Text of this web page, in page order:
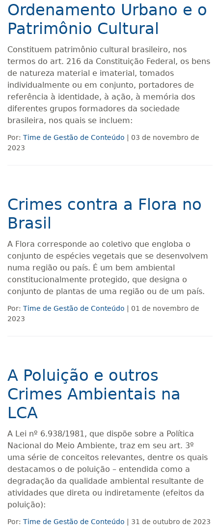
Ordenamento Urbano e o
Patrimônio Cultural
Constituem patrimônio cultural brasileiro, nos
termos do art. 216 da Constituição Federal, os bens
de natureza material e imaterial, tomados
individualmente ou em conjunto, portadores de
referência à identidade, à ação, à memória dos
diferentes grupos formadores da sociedade
brasileira, nos quais se incluem:
Por: Time de Gestão de Conteúdo | 03 de novembro de
2023
Crimes contra a Flora no
Brasil
A Flora corresponde ao coletivo que engloba o
conjunto de espécies vegetais que se desenvolvem
numa região ou país. É um bem ambiental
constitucionalmente protegido, que designa o
conjunto de plantas de uma região ou de um país.
Por: Time de Gestão de Conteúdo | 01 de novembro de
2023
A Poluição e outros
Crimes Ambientais na
LCA
A Lei nº 6.938/1981, que dispõe sobre a Política
Nacional do Meio Ambiente, traz em seu art. 3º
uma série de conceitos relevantes, dentre os quais
destacamos o de poluição – entendida como a
degradação da qualidade ambiental resultante de
atividades que direta ou indiretamente (efeitos da
poluição):
Por: Time de Gestão de Conteúdo | 31 de outubro de 2023